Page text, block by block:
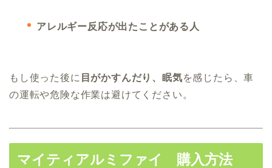
アレルギー反応が出たことがある人
もし使った後に 目がかすんだり、眠気を感じたら、車
の運転や危険な作業は避けてください。
マイティアルミファイ 購入方法